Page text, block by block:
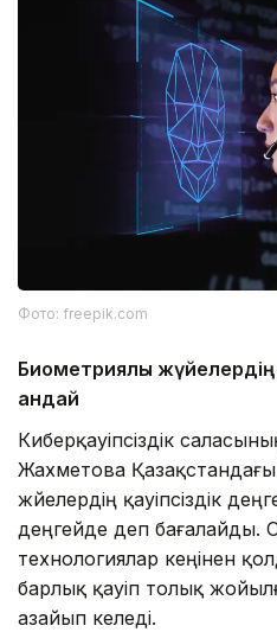
Фото: freepik.com
Биометриялық жүйелердің
қандай
Киберқауіпсіздік
Жахметова
жүйелердің қауіпсіздік
деңгейде деп бағалайды.
технологиялар кеңінен
барлық қауіп толық
азайып келеді.